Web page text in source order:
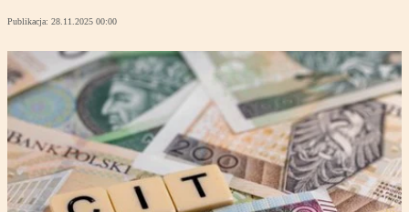
Publikacja: 28.11.2025 00:00